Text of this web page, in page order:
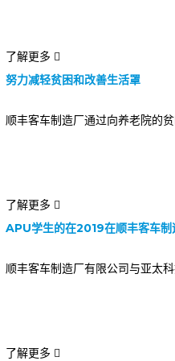
了解更多
努力减轻贫困和改善生活罩
顺丰客车制造厂通过向养老院的
了解更多
APU学生的在2019在顺丰客车制
顺丰客车制造厂有限公司与亚太
了解更多